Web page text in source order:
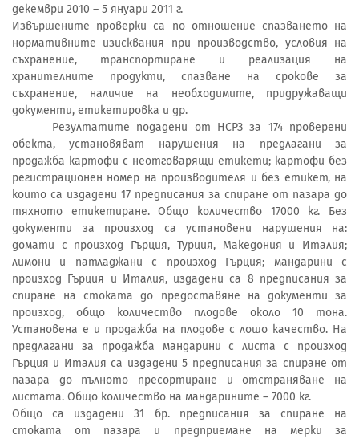
декември 2010 – 5 януари 2011 г.
Извършените проверки са по отношение спазването на
нормативните изисквания при производство, условия на
съхранение, транспортиране и реализация на
хранителните продукти, спазване на срокове за
съхранение, наличие на необходимите, придружаващи
документи, етикетировка и др.
Резултатите подадени от НСРЗ за 174 проверени
обекта, установяват нарушения на предлагани за
продажба картофи с неотговарящи етикети; картофи без
регистрационен номер на производителя и без етикет, на
които са издадени 17 предписания за спиране от пазара до
тяхното етикетиране. Общо количество 17000 кг. Без
документи за произход са установени нарушения на:
домати с произход Гърция, Турция, Македония и Италия;
лимони и патладжани с произход Гърция; мандарини с
произход Гърция и Италия, издадени са 8 предписания за
спиране на стоката до предоставяне на документи за
произход, общо количество плодове около 10 тона.
Установенa e и продажба на плодове с лошо качество. На
предлагани за продажба мандарини с листа с произход
Гърция и Италия са издадени 5 предписания за спиране от
пазара до пълното пресортиране и отстраняване на
листата. Общо количество на мандарините – 7000 кг.
Общо са издадени 31 бр. предписания за спиране на
стоката от пазара и предприемане на мерки за